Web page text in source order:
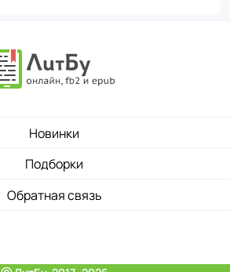
Новинки
Подборки
Обратная связь